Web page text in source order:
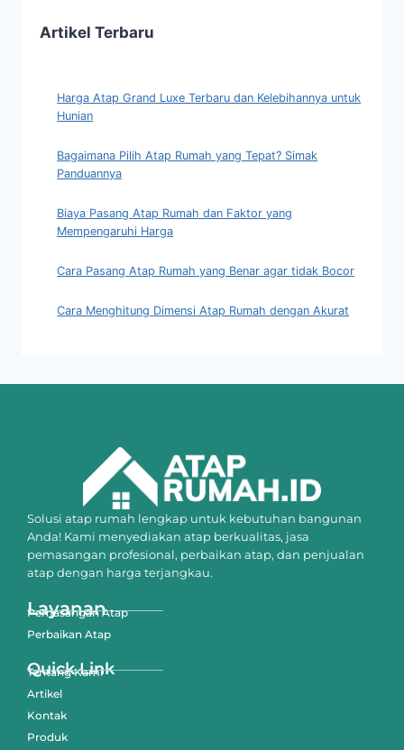
Artikel Terbaru
Harga Atap Grand Luxe Terbaru dan Kelebihannya untuk
Hunian
Bagaimana Pilih Atap Rumah yang Tepat? Simak
Panduannya
Biaya Pasang Atap Rumah dan Faktor yang
Mempengaruhi Harga
Cara Pasang Atap Rumah yang Benar agar tidak Bocor
Cara Menghitung Dimensi Atap Rumah dengan Akurat
Solusi atap rumah lengkap untuk kebutuhan bangunan
Anda! Kami menyediakan atap berkualitas, jasa
pemasangan profesional, perbaikan atap, dan penjualan
atap dengan harga terjangkau.
Layanan
Pemasangan Atap
Perbaikan Atap
Quick Link
Tentang Kami
Artikel
Kontak
Produk